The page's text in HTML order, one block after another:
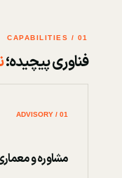
01 / CAPABILITIES
فناوری پیچیده؛
01 / ADVISORY
مشاوره و